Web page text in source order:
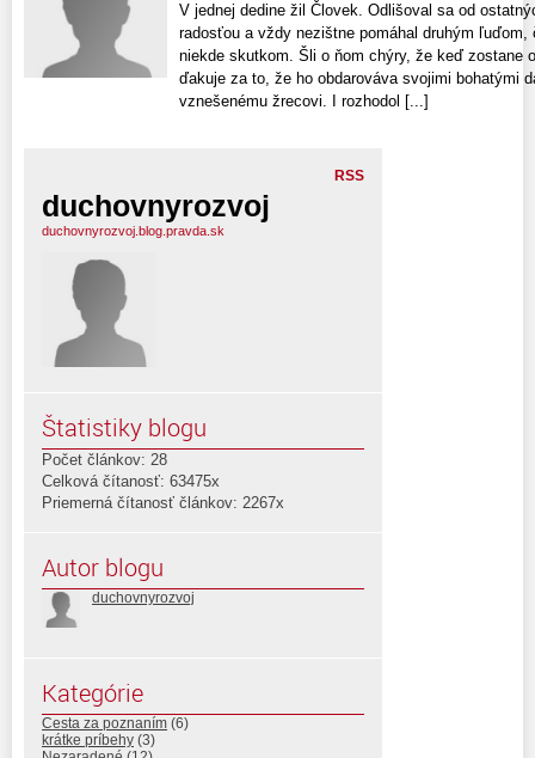
V jednej dedine žil Človek. Odlišoval sa od
radosťou a vždy nezištne pomáhal druhým
niekde skutkom. Šli o ňom chýry, že keď zostane
ďakuje za to, že ho obdarováva svojimi bohatými
vznešenému žrecovi. I rozhodol [...]
RSS
duchovnyrozvoj
duchovnyrozvoj.blog.pravda.sk
Štatistiky blogu
Počet článkov: 28
Celková čítanosť: 63475x
Priemerná čítanosť článkov: 2267x
Autor blogu
duchovnyrozvoj
Kategórie
Cesta za poznaním (6)
krátke príbehy (3)